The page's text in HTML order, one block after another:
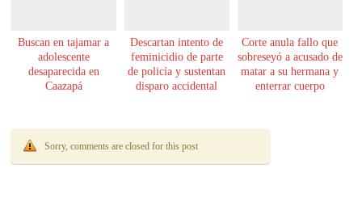
Buscan en tajamar a
adolescente
desaparecida en
Caazapá
Descartan intento de
feminicidio de parte
de policía y sustentan
disparo accidental
Corte anula fallo que
sobreseyó a acusado de
matar a su hermana y
enterrar cuerpo
Sorry, comments are closed for this post